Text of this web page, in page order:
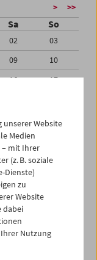
> >>
Sa So
02
03
09
10
16
17
01
07
unserer Website
Medien
mit Ihrer
(z. B. soziale
Dienste)
zu
Website
dabei
Nutzung